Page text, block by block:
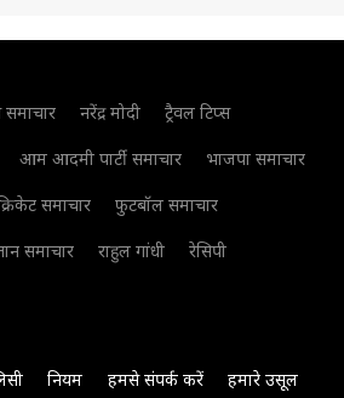
समाचार नरेंद्र मोदी
ट्रैवल टिप्स
आम आदमी पार्टी समाचार
भाजपा समाचार
समाचार
फुटबॉल समाचार
समाचार राहुल गांधी
रेसिपी
नियम हमसे संपर्क करें हमारे उसूल